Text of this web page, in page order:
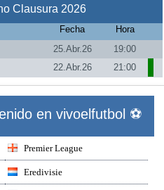
Clausura 2026
Fecha
Hora
25.Abr.26
19:00
22.Abr.26 21:00
en vivoelfutbol ⚽
Premier League
Eredivisie